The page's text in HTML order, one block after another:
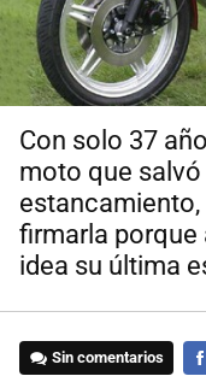
Con solo 37
moto que salvó
firmarla porque
idea su última
Sin comentarios